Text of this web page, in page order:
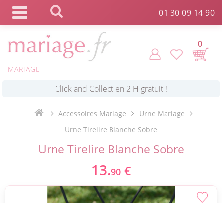
01 30 09 14 90
MARIAGE
0
Commande expédiée en 24h ! *
Livraison point relais gratuit dès 89 € ! *
Payez votre commande en 4X sans frais *
Accessoires Mariage
Urne Mariage
Urne Tirelire Blanche Sobre
Urne Tirelire Blanche Sobre
13.90 €
Panneau de gestion des cookies